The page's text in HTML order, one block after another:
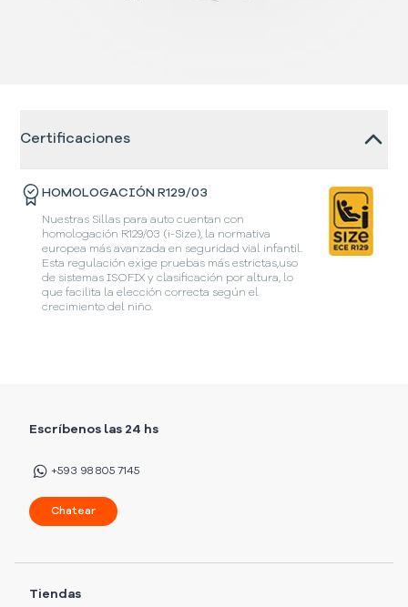
Certificaciones
HOMOLOGACIÓN R129/03
Nuestras Sillas para auto cuentan con
homologación R129/03 (i-Size), la normativa
europea más avanzada en seguridad vial infantil.
Esta regulación exige pruebas más estrictas,uso
de sistemas ISOFIX y clasificación por altura, lo
que facilita la elección correcta según el
crecimiento del niño.
Escríbenos las 24 hs
+593 98 805 7145
Chatear
Tiendas